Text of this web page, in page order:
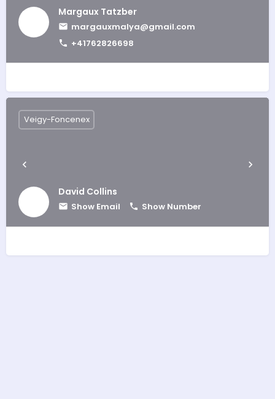
Margaux Tatzber
margauxmalya@gmail.com
+41762826698
David Collins
Show Email Show Number
Veigy-Foncenex